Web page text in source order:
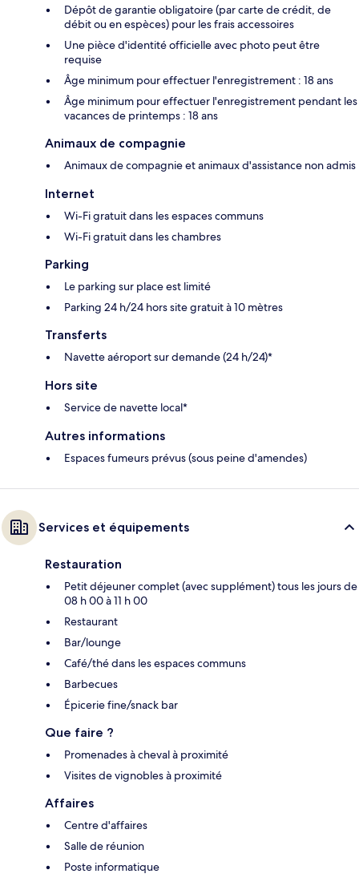
Dépôt de garantie obligatoire (par carte de crédit, de
débit ou en espèces) pour les frais accessoires
Une pièce d'identité officielle avec photo peut être
requise
Âge minimum pour effectuer l'enregistrement : 18 ans
Âge minimum pour effectuer l'enregistrement pendant les
vacances de printemps : 18 ans
Animaux de compagnie
Animaux de compagnie et animaux d'assistance non admis
Internet
Wi-Fi gratuit dans les espaces communs
Wi-Fi gratuit dans les chambres
Parking
Le parking sur place est limité
Parking 24 h/24 hors site gratuit à 10 mètres
Transferts
Navette aéroport sur demande (24 h/24)*
Hors site
Service de navette local*
Autres informations
Espaces fumeurs prévus (sous peine d'amendes)
Services et équipements
Restauration
Petit déjeuner complet (avec supplément) tous les jours de
08 h 00 à 11 h 00
Restaurant
Bar/lounge
Café/thé dans les espaces communs
Barbecues
Épicerie fine/snack bar
Que faire ?
Promenades à cheval à proximité
Visites de vignobles à proximité
Affaires
Centre d'affaires
Salle de réunion
Poste informatique